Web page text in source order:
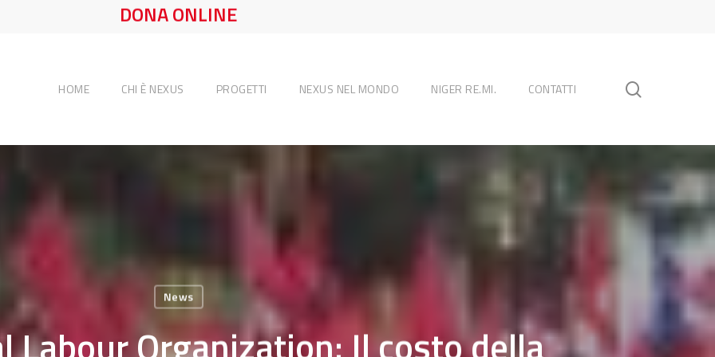
DONA ONLINE
HOME CHI È NEXUS PROGETTI NEXUS NEL MONDO NIGER RE.MI. CONTATTI
News